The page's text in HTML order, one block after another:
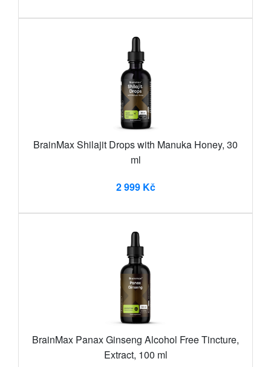
BrainMax Shilajit Drops with Manuka Honey, 30
ml
2 999 Kč
BrainMax Panax Ginseng Alcohol Free Tincture,
Extract, 100 ml